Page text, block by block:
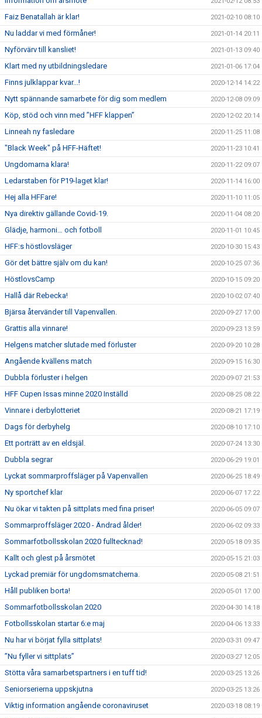
Faiz Benatallah är klar! 2021-02-10 08:10
Nu laddar vi med förmåner! 2021-01-14 20:11
Nyförvärv till kansliet! 2021-01-13 09:40
Klart med ny utbildningsledare 2021-01-06 17:04
Finns julklappar kvar...! 2020-12-14 14:22
Nytt spännande samarbete för dig som medlem 2020-12-08 09:09
Köp, stöd och vinn med ”HFF klappen” 2020-12-02 20:14
Linneah ny fasledare 2020-11-25 11:08
"Black Week" på HFF-Häftet! 2020-11-23 10:41
Ungdomarna klara! 2020-11-22 09:07
Ledarstaben för P19-laget klar! 2020-11-14 16:00
Hej alla HFFare! 2020-11-10 11:05
Nya direktiv gällande Covid-19. 2020-11-04 08:20
Glädje, harmoni… och fotboll 2020-11-01 10:45
HFF:s höstlovsläger 2020-10-30 15:43
Gör det bättre själv om du kan! 2020-10-25 07:36
HöstlovsCamp 2020-10-15 09:20
Hallå där Rebecka! 2020-10-02 07:40
Bjärsa återvänder till Vapenvallen. 2020-09-27 17:00
Grattis alla vinnare! 2020-09-23 13:59
Helgens matcher slutade med förluster 2020-09-20 10:28
Angående kvällens match 2020-09-15 16:30
Dubbla förluster i helgen 2020-09-07 21:53
HFF Cupen Issas minne 2020 Inställd 2020-08-25 08:22
Vinnare i derbylotteriet 2020-08-21 17:19
Dags för derbyhelg 2020-08-10 17:10
Ett porträtt av en eldsjäl. 2020-07-24 13:30
Dubbla segrar 2020-06-29 19:01
Lyckat sommarproffsläger på Vapenvallen 2020-06-25 18:49
Ny sportchef klar 2020-06-07 17:22
Nu ökar vi takten på sittplats med fina priser! 2020-06-05 09:07
Sommarproffsläger 2020 - Ändrad ålder! 2020-06-02 09:33
Sommarfotbollsskolan 2020 fulltecknad! 2020-05-18 09:35
Kallt och glest på årsmötet 2020-05-15 21:03
Lyckad premiär för ungdomsmatcherna. 2020-05-08 21:51
Håll publiken borta! 2020-05-01 17:00
Sommarfotbollsskolan 2020 2020-04-30 14:18
Fotbollsskolan startar 6:e maj 2020-04-06 13:33
Nu har vi börjat fylla sittplats! 2020-03-31 09:47
”Nu fyller vi sittplats” 2020-03-27 12:05
Stötta våra samarbetspartners i en tuff tid! 2020-03-25 13:26
Seniorserierna uppskjutna 2020-03-25 13:26
Viktig information angående coronaviruset 2020-03-18 08:19